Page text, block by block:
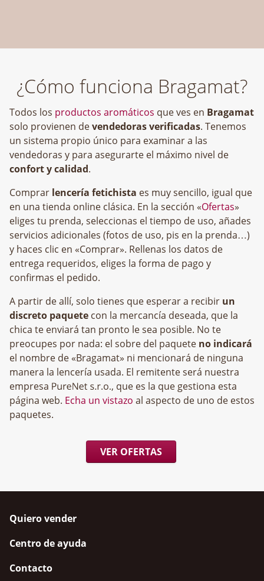
¿Cómo funciona Bragamat?
Todos los productos aromáticos que ves en Bragamat
solo provienen devendedoras verificadas. Tenemos
un sistema propio único para examinar a las
vendedoras y para asegurarte el máximo nivel de
confort y calidad.
Comprar lencería fetichista es muy sencillo, igual que
en una tienda online clásica. En la sección «Ofertas»
eliges tu prenda, seleccionas el tiempo de uso, añades
servicios adicionales (fotos de uso, pis en la prenda…)
y haces clic en «Comprar». Rellenas los datos de
entrega requeridos, eliges la forma de pago y
confirmas el pedido.
A partir de allí, solo tienes que esperar a recibir un
discreto paquete con la mercancía deseada, que la
chica te enviará tan pronto le sea posible. No te
preocupes por nada: el sobre del paquete no indicará
el nombre de «Bragamat» ni mencionará de ninguna
manera la lencería usada. El remitente será nuestra
empresa
, que es la que gestiona esta
página web. Echa un vistazo al aspecto de uno de estos
paquetes.
VER OFERTAS
Quiero vender
Centro de ayuda
Contacto